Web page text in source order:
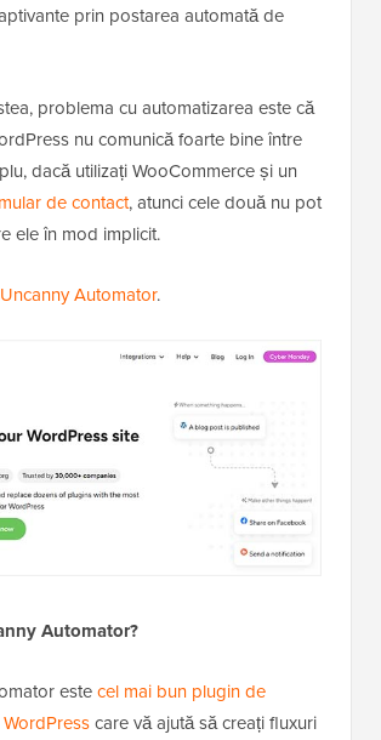
prin postarea automată de
problema cu automatizarea este că
nu comunică foarte bine între
dacă utilizați WooCommerce și un
de contact, atunci cele două nu pot
ele în mod implicit.
Uncanny Automator.
Automator?
estecel mai bun plugin de
care vă ajută să creați fluxuri